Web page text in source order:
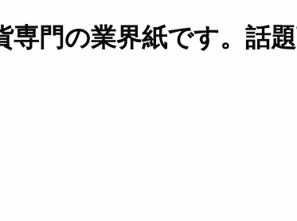
門の業界紙です。話